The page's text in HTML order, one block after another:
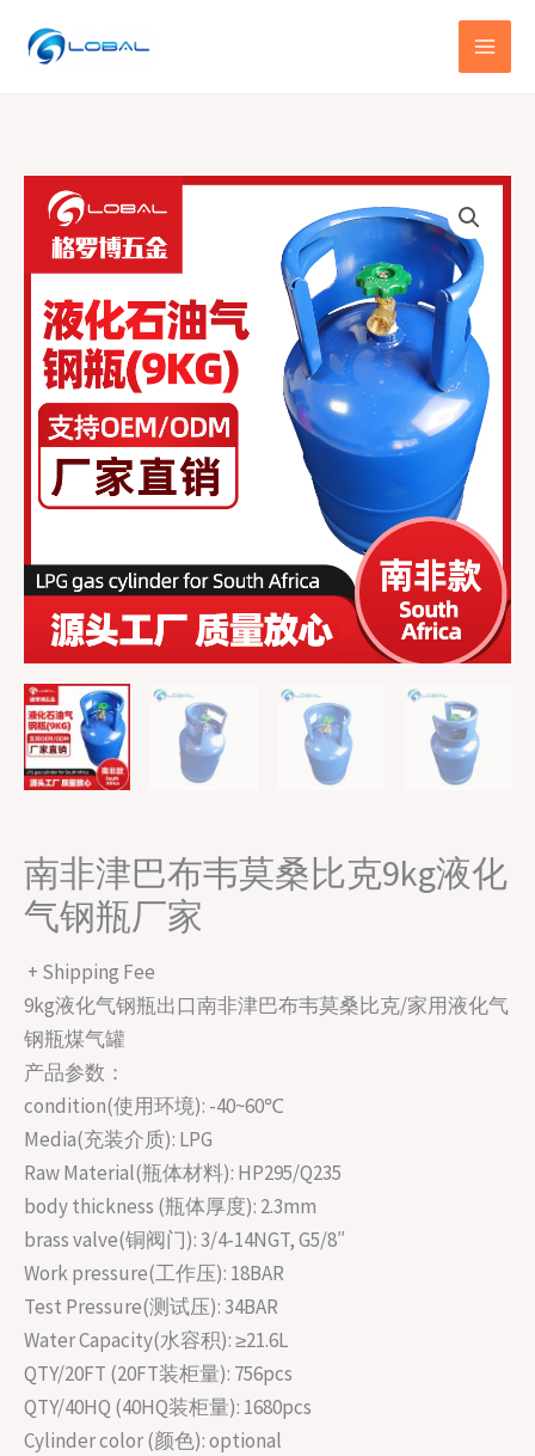
南非津巴布韦莫桑比克9kg液化
气钢瓶厂家
+ Shipping Fee
9kg液化气钢瓶出口南非津巴布韦莫桑比克/家用液化气
钢瓶煤气罐
产品参数：
condition(使用环境): -40~60℃
Media(充装介质): LPG
Raw Material(瓶体材料): HP295/Q235
body thickness (瓶体厚度): 2.3mm
brass valve(铜阀门): 3/4-14NGT, G5/8″
Work pressure(工作压): 18BAR
Test Pressure(测试压): 34BAR
Water Capacity(水容积): ≥21.6L
QTY/20FT (20FT装柜量): 756pcs
QTY/40HQ (40HQ装柜量): 1680pcs
Cylinder color (颜色): optional